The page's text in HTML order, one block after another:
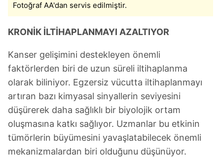
Fotoğraf AA'dan servis edilmiştir.
KRONİK İLTİHAPLANMAYI AZALTIYOR
Kanser gelişimini destekleyen önemli
faktörlerden biri de uzun süreli iltihaplanma
olarak biliniyor. Egzersiz vücutta iltihaplanmayı
artıran bazı kimyasal sinyallerin seviyesini
düşürerek daha sağlıklı bir biyolojik ortam
oluşmasına katkı sağlıyor. Uzmanlar bu etkinin
tümörlerin büyümesini yavaşlatabilecek önemli
mekanizmalardan biri olduğunu düşünüyor.